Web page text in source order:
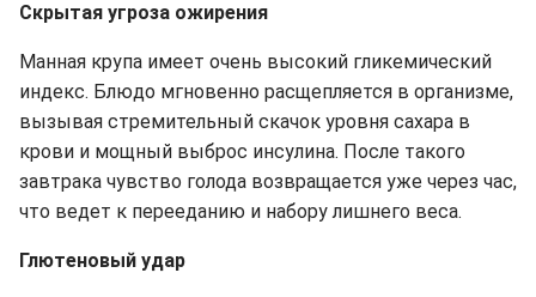
Скрытая угроза ожирения
Манная крупа имеет очень высокий гликемический
индекс. Блюдо мгновенно расщепляется в организме,
вызывая стремительный скачок уровня сахара в
крови и мощный выброс инсулина. После такого
завтрака чувство голода возвращается уже через час,
что ведет к перееданию и набору лишнего веса.
Глютеновый удар